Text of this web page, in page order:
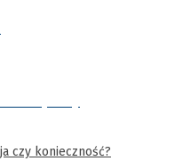
czy konieczność?